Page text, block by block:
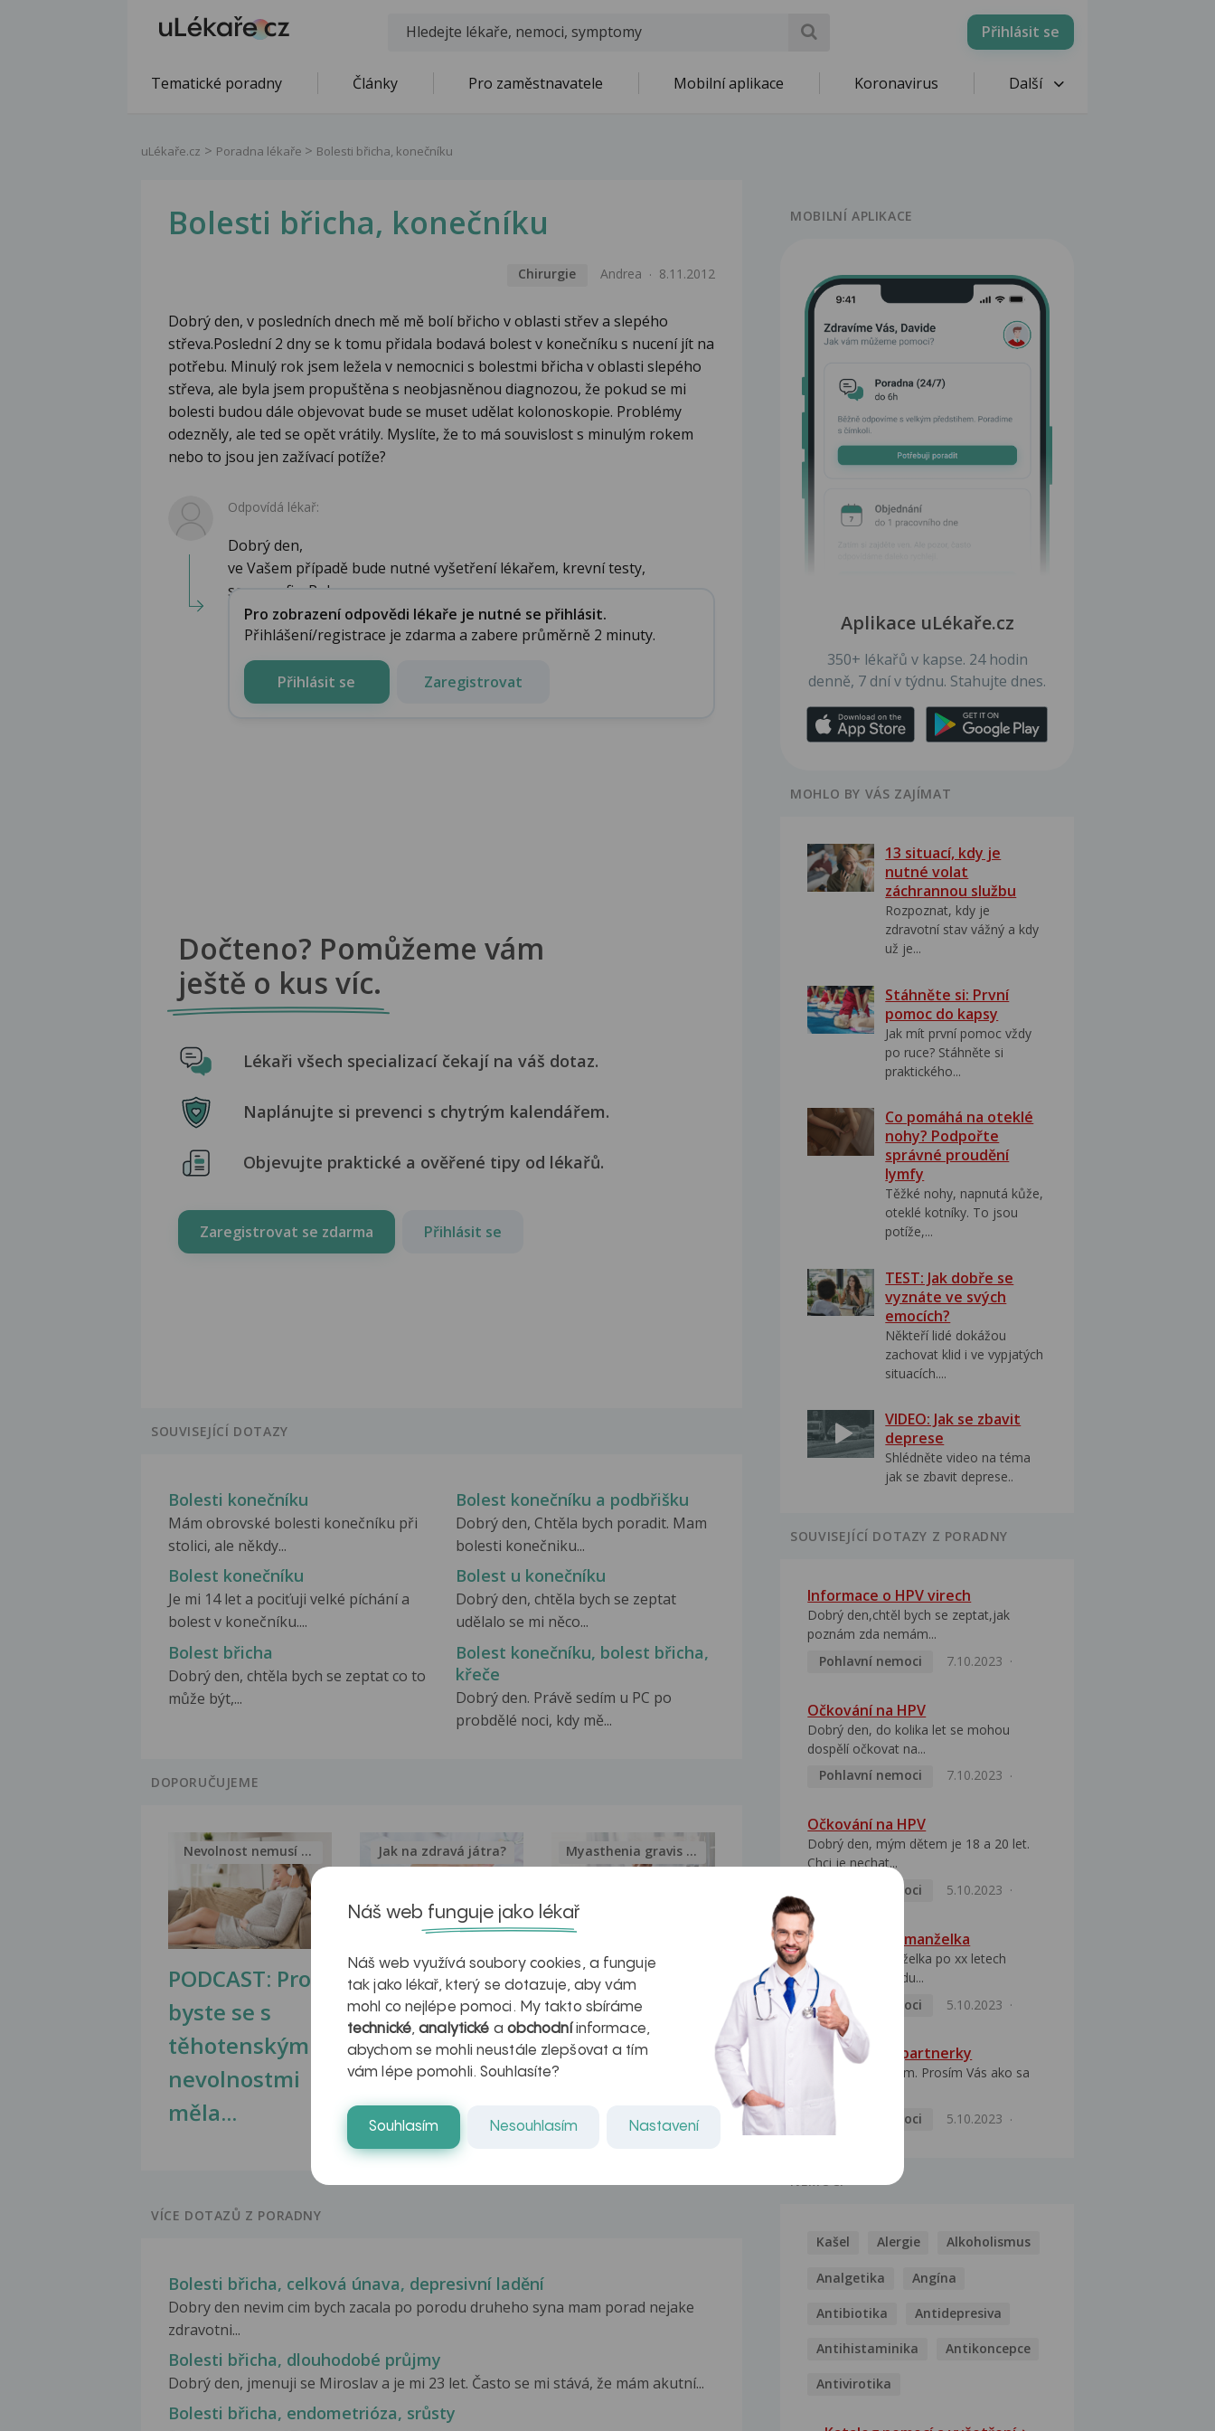
Přihlásit se
Tematické poradny Články Pro zaměstnavatele Mobilní aplikace Koronavirus Další
uLékaře.cz Poradna lékaře Bolesti břicha, konečníku
Bolesti břicha, konečníku
Chirurgie Andrea 8.11.2012
Dobrý den, v posledních dnech mě mě bolí břicho v oblasti střev a slepého
střeva.Poslední 2 dny se k tomu přidala bodavá bolest v konečníku s nucení jít na
potřebu. Minulý rok jsem ležela v nemocnici s bolestmi břicha v oblasti slepého
střeva, ale byla jsem propuštěna s neobjasněnou diagnozou, že pokud se mi
bolesti budou dále objevovat bude se muset udělat kolonoskopie. Problémy
odezněly, ale ted se opět vrátily. Myslíte, že to má souvislost s minulým rokem
nebo to jsou jen zažívací potíže?
Odpovídá lékař:
Dobrý den,
ve Vašem případě bude nutné vyšetření lékařem, krevní testy,
sonografie. Pok...
Pro zobrazení odpovědi lékaře je nutné se přihlásit.
Přihlášení/registrace je zdarma a zabere průměrně 2 minuty.
Přihlásit se Zaregistrovat
Dočteno? Pomůžeme vám
ještě o kus víc.
Lékaři všech specializací čekají na váš dotaz.
Naplánujte si prevenci s chytrým kalendářem.
Objevujte praktické a ověřené tipy od lékařů.
Zaregistrovat se zdarma Přihlásit se
SOUVISEJÍCÍ DOTAZY
Bolesti konečníku
Mám obrovské bolesti konečníku při
stolici, ale někdy...
Bolest konečníku a podbřišku
Dobrý den, Chtěla bych poradit. Mam
bolesti konečniku...
Bolest konečníku
Je mi 14 let a pociťuji velké píchání a
bolest v konečníku....
Bolest u konečníku
Dobrý den, chtěla bych se zeptat
udělalo se mi něco...
Bolest břicha
Dobrý den, chtěla bych se zeptat co to
může být,...
Bolest konečníku, bolest břicha,
křeče
Dobrý den. Právě sedím u PC po
probdělé noci, kdy mě...
DOPORUČUJEME
PODCAST: Proč
byste se s
těhotenskými
nevolnostmi
měla...
Nevolnost nemusí být nutnou...
Ztukovatění
jater v datech a
obrazech
Jak na zdravá játra?
Inovativní
léčba
myastenie –
naděje pro ty,
kteří ji...
Myasthenia gravis – vše, co...
VÍCE DOTAZŮ Z PORADNY
Bolesti břicha, celková únava, depresivní ladění
Dobry den nevim cim bych zacala po porodu druheho syna mam porad nejake
zdravotni...
Bolesti břicha, dlouhodobé průjmy
Dobrý den, jmenuji se Miroslav a je mi 23 let. Často se mi stává, že mám akutní...
Bolesti břicha, endometrióza, srůsty
MOBILNÍ APLIKACE
Aplikace uLékaře.cz
350+ lékařů v kapse. 24 hodin
denně, 7 dní v týdnu. Stahujte dnes.
MOHLO BY VÁS ZAJÍMAT
13 situací, kdy je
nutné volat
záchrannou službu
Rozpoznat, kdy je
zdravotní stav vážný a kdy
už je...
Stáhněte si: První
pomoc do kapsy
Jak mít první pomoc vždy
po ruce? Stáhněte si
praktického...
Co pomáhá na oteklé
nohy? Podpořte
správné proudění
lymfy
Těžké nohy, napnutá kůže,
oteklé kotníky. To jsou
potíže,...
TEST: Jak dobře se
vyznáte ve svých
emocích?
Někteří lidé dokážou
zachovat klid i ve vypjatých
situacích....
VIDEO: Jak se zbavit
deprese
Shlédněte video na téma
jak se zbavit deprese..
SOUVISEJÍCÍ DOTAZY Z PORADNY
Informace o HPV virech
Dobrý den,chtěl bych se zeptat,jak
poznám zda nemám...
Pohlavní nemoci
7.10.2023
Očkování na HPV
Dobrý den, do kolika let se mohou
dospělí očkovat na...
Pohlavní nemoci
7.10.2023
Očkování na HPV
Dobrý den, mým dětem je 18 a 20 let.
Chci je nechat...
Pohlavní nemoci
5.10.2023
HPV pozitivní manželka
Dobrý den, manželka po xx letech
přivezla z Východu...
Pohlavní nemoci
5.10.2023
HPV typ 52 u partnerky
Dobrý deň prajem. Prosím Vás ako sa
Pohlavní nemoci
5.10.2023
NEMOCI
Kašel Alergie Alkoholismus
Analgetika Angína
Antibiotika Antidepresiva
Antihistaminika Antikoncepce
Antivirotika
Náš web funguje jako lékař
Náš web využívá soubory cookies, a funguje
tak jako lékař, který se dotazuje, aby vám
mohl co nejlépe pomoci. My takto sbíráme
technické,analytické a obchodníinformace,
abychom se mohli neustále zlepšovat a tím
vám lépe pomohli. Souhlasíte?
Souhlasím Nesouhlasím Nastavení